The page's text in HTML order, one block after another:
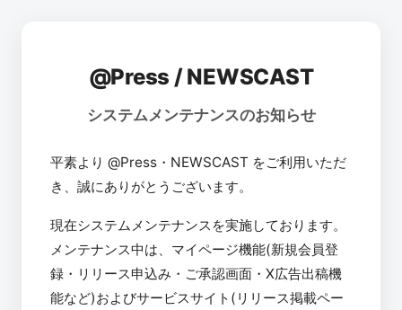
@Press / NEWSCAST
システムメンテナンスのお知らせ
平素より @Press・NEWSCAST をご利用いただ
き、誠にありがとうございます。
現在システムメンテナンスを実施しております。
メンテナンス中は、マイページ機能(新規会員登
録・リリース申込み・ご承認画面・X広告出稿機
能など)およびサービスサイト(リリース掲載ペー